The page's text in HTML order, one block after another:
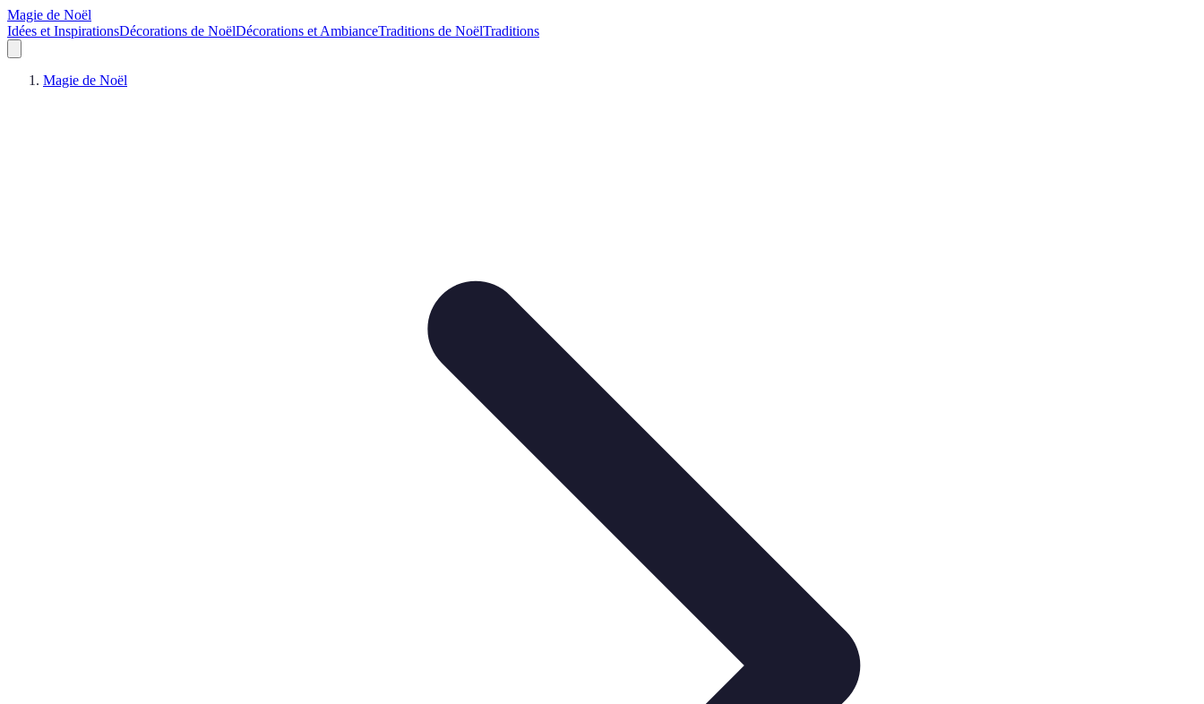
Magie de Noël
Idées et InspirationsDécorations de NoëlDécorations et AmbianceTraditions de NoëlTraditions
Magie de Noël